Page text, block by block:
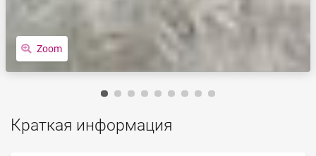
Zoom
Краткая информация